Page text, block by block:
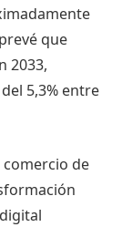
que
2033,
5,3% entre
de